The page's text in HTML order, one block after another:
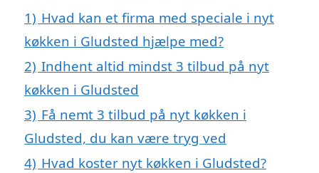
1) Hvad kan et firma med speciale i nyt
køkken i Gludsted hjælpe med?
2) Indhent altid mindst 3 tilbud på nyt
køkken i Gludsted
3) Få nemt 3 tilbud på nyt køkken i
Gludsted, du kan være tryg ved
4) Hvad koster nyt køkken i Gludsted?